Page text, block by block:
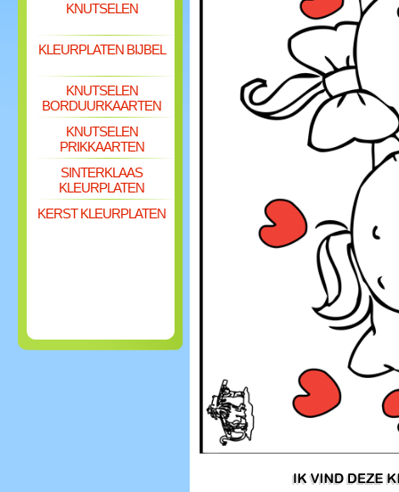
KNUTSELEN
KLEURPLATEN BIJBEL
KNUTSELEN
BORDUURKAARTEN
KNUTSELEN
PRIKKAARTEN
SINTERKLAAS
KLEURPLATEN
KERST KLEURPLATEN